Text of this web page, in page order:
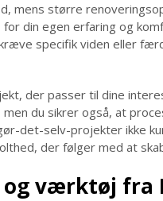
mens større
din egen erfaring og
specifik viden eller
der passer til dine
du sikrer også, at
det-selv-projekter ikke
der følger med at
værktøj fra